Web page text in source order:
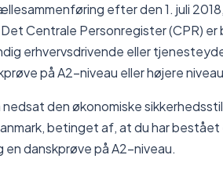
efter den 1. juli
Centrale Personregister (CPR)
erhvervsdrivende eller
på A2-niveau eller højere
den økonomiske
betinget af, at du har bestået
en danskprøve på A2-niveau.